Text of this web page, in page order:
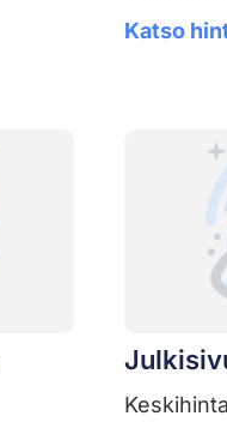
Katso